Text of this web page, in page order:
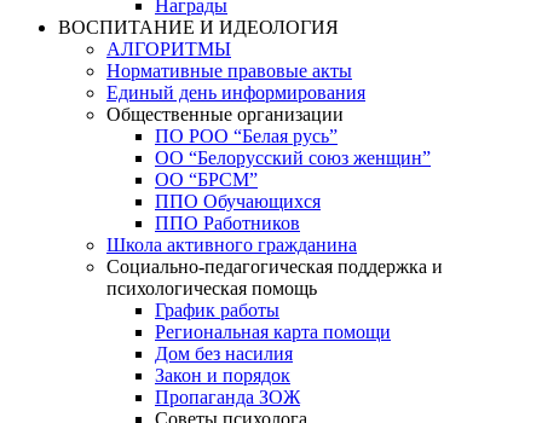
Награды
ВОСПИТАНИЕ И ИДЕОЛОГИЯ
АЛГОРИТМЫ
Нормативные правовые акты
Единый день информирования
Общественные организации
ПО РОО “Белая русь”
ОО “Белорусский союз женщин”
ОО “БРСМ”
ППО Обучающихся
ППО Работников
Школа активного гражданина
Социально-педагогическая поддержка и
психологическая помощь
График работы
Региональная карта помощи
Дом без насилия
Закон и порядок
Пропаганда ЗОЖ
Советы психолога